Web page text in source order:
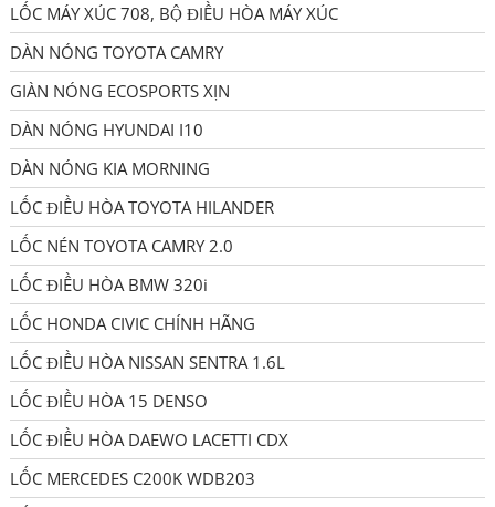
LỐC MÁY XÚC 708, BỘ ĐIỀU HÒA MÁY XÚC
DÀN NÓNG TOYOTA CAMRY
GIÀN NÓNG ECOSPORTS XỊN
DÀN NÓNG HYUNDAI I10
DÀN NÓNG KIA MORNING
LỐC ĐIỀU HÒA TOYOTA HILANDER
LỐC NÉN TOYOTA CAMRY 2.0
LỐC ĐIỀU HÒA BMW 320i
LỐC HONDA CIVIC CHÍNH HÃNG
LỐC ĐIỀU HÒA NISSAN SENTRA 1.6L
LỐC ĐIỀU HÒA 15 DENSO
LỐC ĐIỀU HÒA DAEWO LACETTI CDX
LỐC MERCEDES C200K WDB203